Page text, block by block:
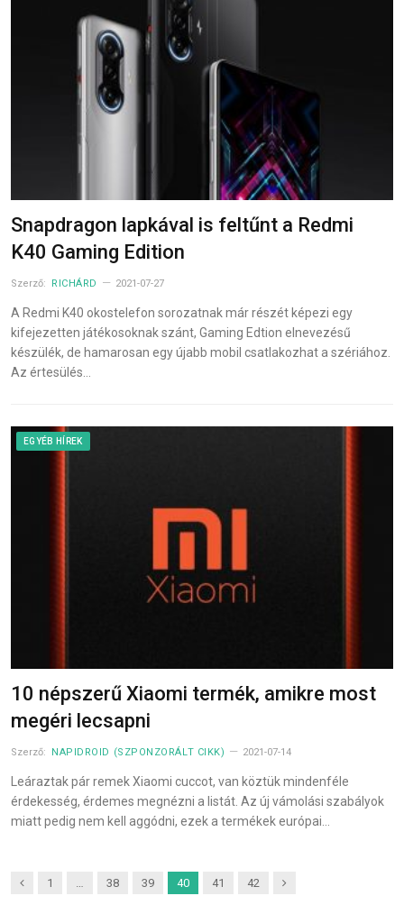
Snapdragon lapkával is feltűnt a Redmi
K40 Gaming Edition
Szerző: RICHÁRD 2021-07-27
A Redmi K40 okostelefon sorozatnak már részét képezi egy
kifejezetten játékosoknak szánt, Gaming Edtion elnevezésű
készülék, de hamarosan egy újabb mobil csatlakozhat a szériához.
Az értesülés…
EGYÉB HÍREK
10 népszerű Xiaomi termék, amikre most
megéri lecsapni
Szerző: NAPIDROID (SZPONZORÁLT CIKK) 2021-07-14
Leáraztak pár remek Xiaomi cuccot, van köztük mindenféle
érdekesség, érdemes megnézni a listát. Az új vámolási szabályok
miatt pedig nem kell aggódni, ezek a termékek európai…
Previous
1 38 39 40 41 42 Next